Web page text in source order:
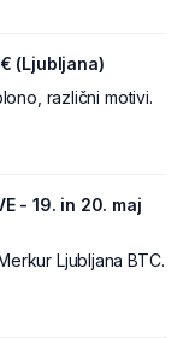
(Ljubljana)
različni motivi.
- 19. in 20. maj
Ljubljana BTC.